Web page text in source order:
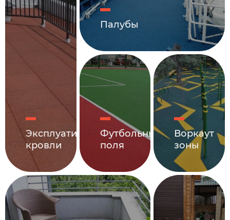
Эксплуатируемые
кровли
Палубы
Футбольные
поля
Воркаут
зоны